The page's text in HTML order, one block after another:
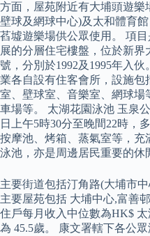
方面，屋苑附近有大埔頭遊樂
壁球及網球中心)及太和體育
萏墟遊樂場供公眾使用。 項
展的分層住宅樓盤，位於新界
號，分別於1992及1995年入
業各自設有住客會所，設施
室、壁球室、音樂室、網球
車場等。 太湖花園泳池 玉泉
日上午5時30分至晚間22時，
按摩池、烤箱、蒸氣室等，
泳池，亦是周邊居民重要的休
主要街道包括汀角路(大埔市
主要屋苑包括 大埔中心,富善
住戶每月收入中位數為HK$
為 45.5歲。 康文署轄下各公